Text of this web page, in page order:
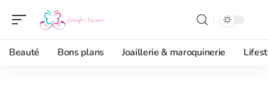
Beauté Bons plans Joaillerie & maroquinerie